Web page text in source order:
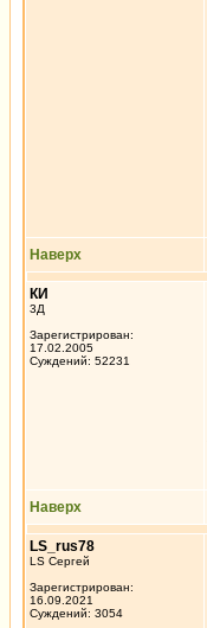
Наверх
КИ
3Д
Зарегистрирован:
17.02.2005
Суждений: 52231
Наверх
LS_rus78
LS Сергей
Зарегистрирован:
16.09.2021
Суждений: 3054